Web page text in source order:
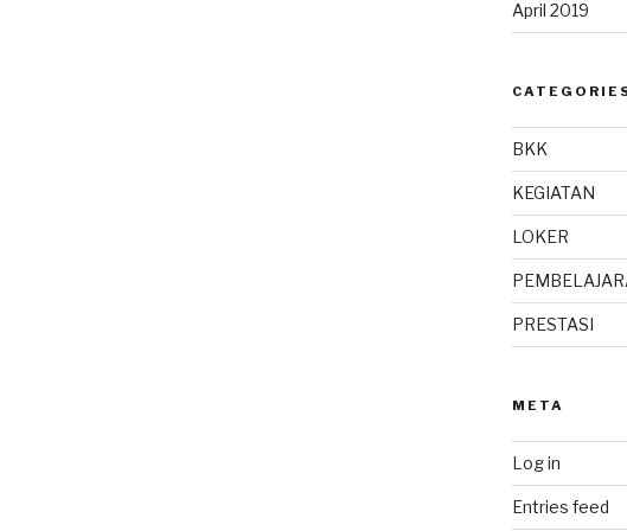
April 2019
BKK
KEGIATAN
LOKER
PRESTASI
META
Log in
Entries feed